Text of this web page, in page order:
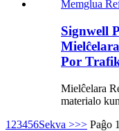
Signwell
Por
Mielĉelara
materialo
1 23456Sekva >>> Paĝo